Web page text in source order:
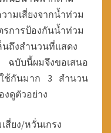
ามเสี่ยงจากน้ำท่วม
การป้องกันน้ำท่วม
นถึงสำนวนที่แสดง
บับนี้ผมจึงขอเสนอ
ช้กันมาก 3 สำนวน
งดูตัวอย่าง
สี่ยง/หวั่นเกรง